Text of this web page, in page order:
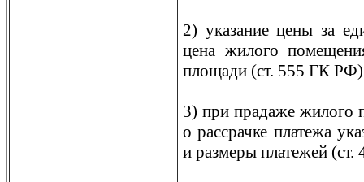
2) указание цены за
цена жилого
площади (ст. 555 ГК
3) при прадаже жилого
о рассрачке платежа
и размеры платежей